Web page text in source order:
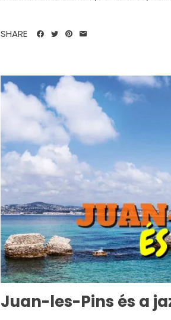
SHARE
Juan-les-Pins és a